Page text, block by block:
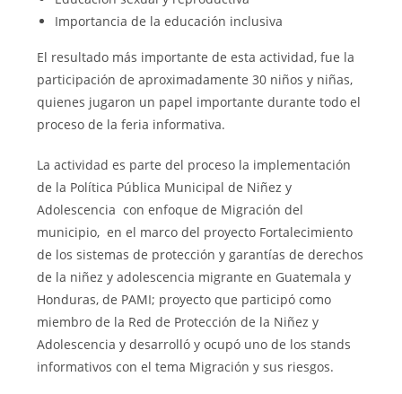
Importancia de la educación inclusiva
El resultado más importante de esta actividad, fue la
participación de aproximadamente 30 niños y niñas,
quienes jugaron un papel importante durante todo el
proceso de la feria informativa.
La actividad es parte del proceso la implementación
de la Política Pública Municipal de Niñez y
Adolescencia con enfoque de Migración del
municipio, en el marco del proyecto Fortalecimiento
de los sistemas de protección y garantías de derechos
de la niñez y adolescencia migrante en Guatemala y
Honduras, de PAMI; proyecto que participó como
miembro de la Red de Protección de la Niñez y
Adolescencia y desarrolló y ocupó uno de los stands
informativos con el tema Migración y sus riesgos.